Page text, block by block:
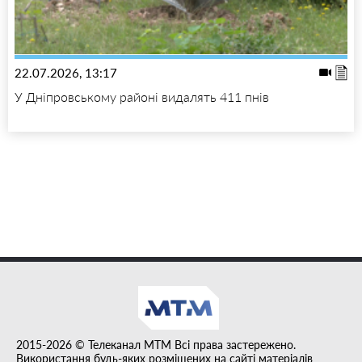
22.07.2026, 13:17
У Дніпровському районі видалять 411 пнів
2015-2026 © Телеканал MTM Всі права застережено.
Використання будь-яких розміщених на сайті матеріалів